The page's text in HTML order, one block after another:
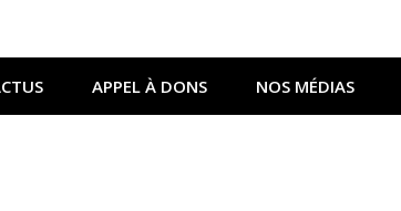
à l'A45
APPEL À DONS NOS MÉDIAS